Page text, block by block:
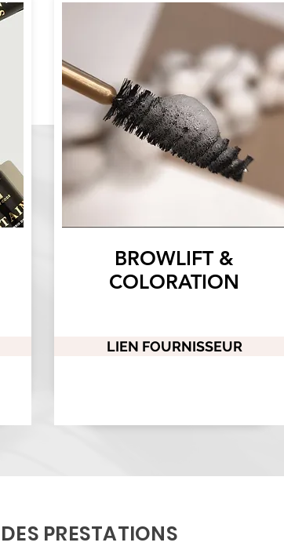
BROWLIFT &
COLORATION
LIEN FOURNISSEUR
PRESTATIONS